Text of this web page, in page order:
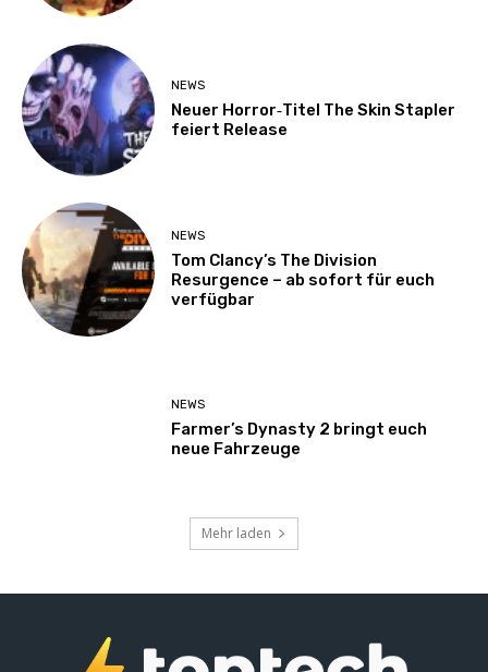
NEWS
Neuer Horror‑Titel The Skin Stapler
feiert Release
NEWS
Tom Clancy’s The Division
Resurgence – ab sofort für euch
verfügbar
NEWS
Farmer’s Dynasty 2 bringt euch
neue Fahrzeuge
Mehr laden